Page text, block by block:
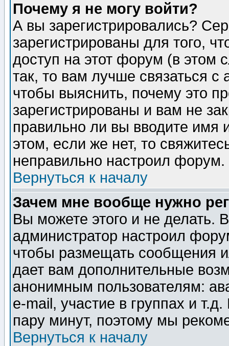
Почему я не могу войти?
А вы зарегистрировались?
зарегистрированы для того,
доступ на этот форум (в этом
так, то вам лучше связаться
чтобы выяснить, почему это
зарегистрированы и вам не
правильно ли вы вводите
этом, если же нет, то
неправильно настроил форум.
Вернуться к началу
Зачем мне вообще нужно
Вы можете этого и не делать.
администратор настроил
чтобы размещать сообщения
дает вам дополнительные
анонимным пользователям:
e-mail, участие в группах и
пару минут, поэтому мы
Вернуться к началу